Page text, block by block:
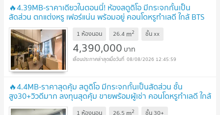
🔥4.39MB-ราคาเดียวในตอนนี้! ห้องสตูดิโอ มีกระจกกั้นเป็น
สัดส่วน ตกแต่งหรู เฟอร์แน่น พร้อมอยู่ คอนโดหรูทำเลดี ใกล้ BTS
อารีย์ @ Noble Around Ari
1 ห้องนอน 26.4 m2 ชั้นxx
4,390,000 บาท
08/08/2026 12:45:59
🔥4.4MB-ราคาสุดคุ้ม สตูดิโอ มีกระจกกั้นเป็นสัดส่วน ชั้น
สูง30+วิวดีมาก ลงทุนสุดคุ้ม ขายพร้อมผู้เช่า คอนโดหรูทำเลดี ใกล้
BTS อารีย์ @ Noble Around Ari
1 ห้องนอน 26.5 2 ชั้น 30+